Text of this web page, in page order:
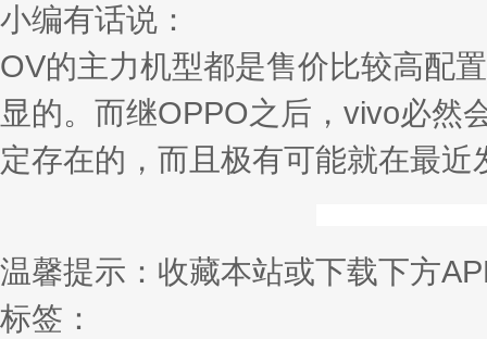
小编有话说：
OV的主力机型都是售价比较高配
显的。而继OPPO之后，vivo必然
定存在的，而且极有可能就在最近
温馨提示：收藏本站或下载下方
标签：